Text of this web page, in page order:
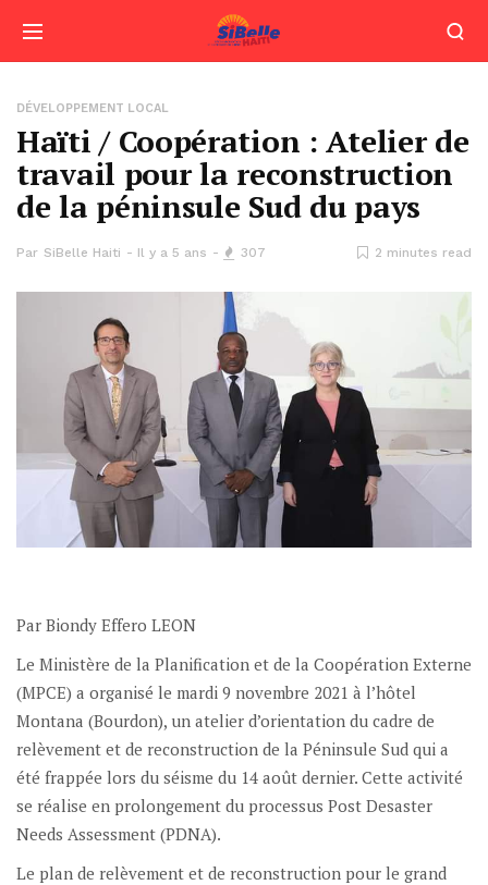
DÉVELOPPEMENT LOCAL
Haïti / Coopération : Atelier de
travail pour la reconstruction
de la péninsule Sud du pays
Par SiBelle Haiti Il y a 5 ans 307 2 minutes read
Par Biondy Effero LEON
Le Ministère de la Planification et de la Coopération Externe
(MPCE) a organisé le mardi 9 novembre 2021 à l’hôtel
Montana (Bourdon), un atelier d’orientation du cadre de
relèvement et de reconstruction de la Péninsule Sud qui a
été frappée lors du séisme du 14 août dernier. Cette activité
se réalise en prolongement du processus Post Desaster
Needs Assessment (PDNA).
Le plan de relèvement et de reconstruction pour le grand